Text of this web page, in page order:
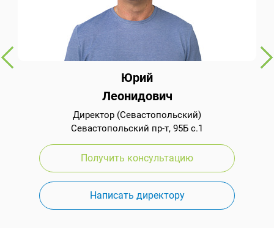
Юрий
Леонидович
Директор (Севастопольский)
Севастопольский пр-т, 95Б с.1
Получить консультацию
Написать директору